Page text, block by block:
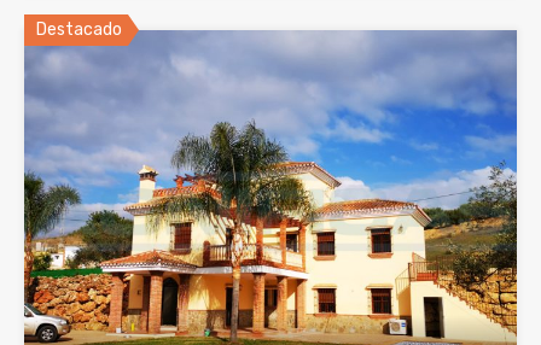
Destacado